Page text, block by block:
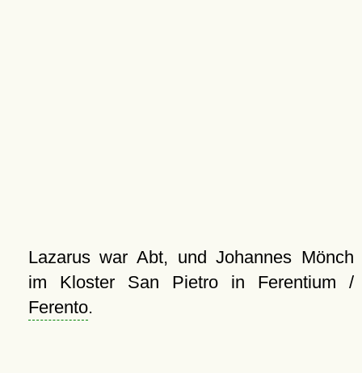
Lazarus war Abt, und Johannes Mönch
im Kloster San Pietro in Ferentium /
Ferento.